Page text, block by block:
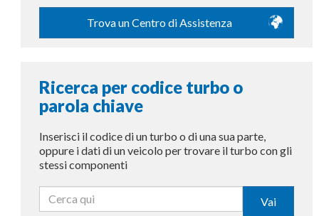
Trova un Centro di Assistenza
Ricerca per codice turbo o
parola chiave
Inserisci il codice di un turbo o di una sua parte,
oppure i dati di un veicolo per trovare il turbo con gli
stessi componenti
Vai